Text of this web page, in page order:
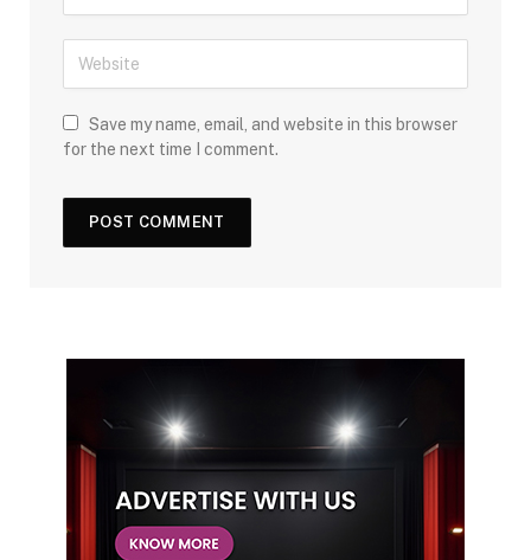
Save my name, email, and website in this browser
for the next time I comment.